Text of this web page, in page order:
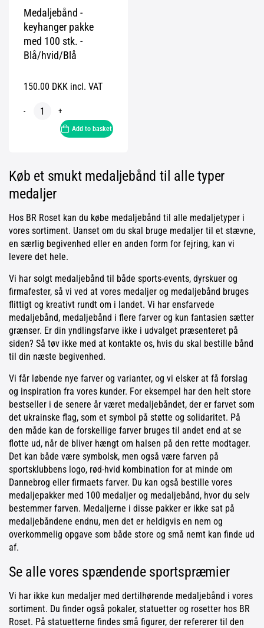
Medaljebånd -
keyhanger pakke
med 100 stk. -
Blå/hvid/Blå
150.00 DKK incl. VAT
- +
Add to basket
Køb et smukt medaljebånd til alle typer
medaljer
Hos BR Roset kan du købe medaljebånd til alle medaljetyper i
vores sortiment. Uanset om du skal bruge medaljer til et stævne,
en særlig begivenhed eller en anden form for fejring, kan vi
levere det hele.
Vi har solgt medaljebånd til både sports-events, dyrskuer og
firmafester, så vi ved at vores medaljer og medaljebånd bruges
flittigt og kreativt rundt om i landet. Vi har ensfarvede
medaljebånd, medaljebånd i flere farver og kun fantasien sætter
grænser. Er din yndlingsfarve ikke i udvalget præsenteret på
siden? Så tøv ikke med at kontakte os, hvis du skal bestille bånd
til din næste begivenhed.
Vi får løbende nye farver og varianter, og vi elsker at få forslag
og inspiration fra vores kunder. For eksempel har den helt store
bestseller i de senere år været medaljebåndet, der er farvet som
det ukrainske flag, som et symbol på støtte og solidaritet. På
den måde kan de forskellige farver bruges til andet end at se
flotte ud, når de bliver hængt om halsen på den rette modtager.
Det kan både være symbolsk, men også være farven på
sportsklubbens logo, rød-hvid kombination for at minde om
Dannebrog eller firmaets farver. Du kan også bestille vores
medaljepakker med 100 medaljer og medaljebånd, hvor du selv
bestemmer farven. Medaljerne i disse pakker er ikke sat på
medaljebåndene endnu, men det er heldigvis en nem og
overkommelig opgave som både store og små nemt kan finde ud
af.
Se alle vores spændende sportspræmier
Vi har ikke kun medaljer med dertilhørende medaljebånd i vores
sortiment. Du finder også pokaler, statuetter og rosetter hos BR
Roset. På statuetterne findes små figurer, der refererer til den